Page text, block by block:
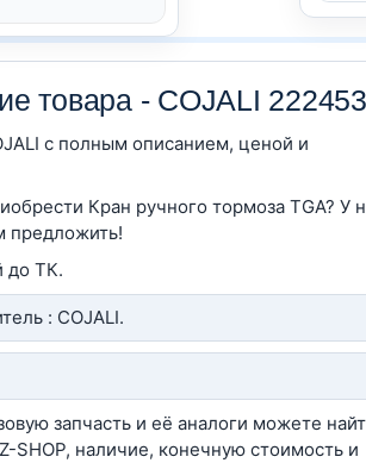
товара - COJALI
c полным описанием, ценой и
Кран ручного тормоза TGA? У
предложить!
до ТК.
: COJALI.
запчасть и её аналоги можете
SHOP, наличие, конечную стоимость и